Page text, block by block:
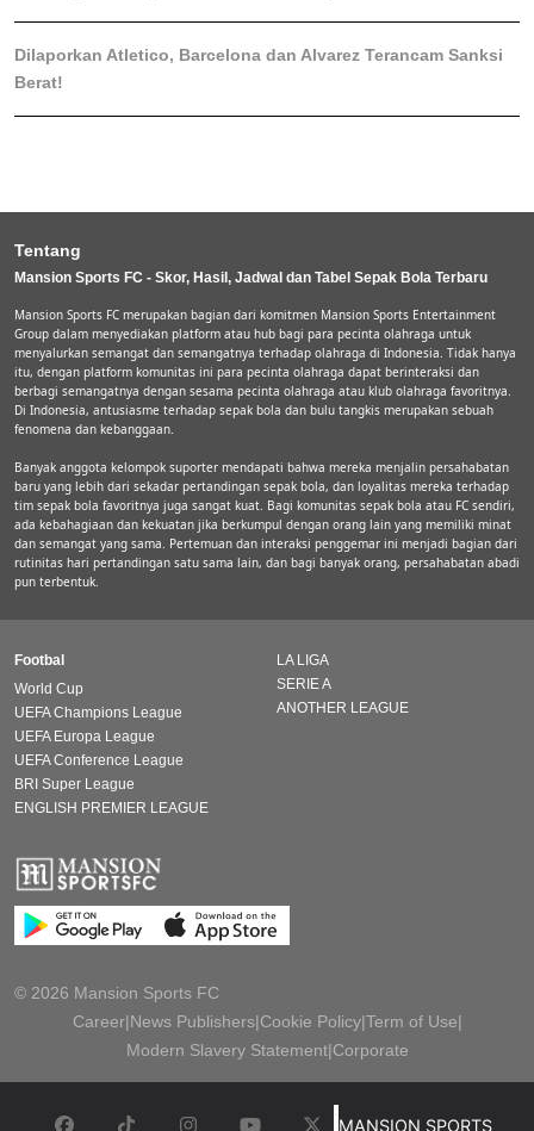
Dilaporkan Atletico, Barcelona dan Alvarez Terancam Sanksi
Berat!
Tentang
Mansion Sports FC - Skor, Hasil, Jadwal dan Tabel Sepak Bola Terbaru
Mansion Sports FC merupakan bagian dari komitmen Mansion Sports Entertainment
Group dalam menyediakan platform atau hub bagi para pecinta olahraga untuk
menyalurkan semangat dan semangatnya terhadap olahraga di Indonesia. Tidak hanya
itu, dengan platform komunitas ini para pecinta olahraga dapat berinteraksi dan
berbagi semangatnya dengan sesama pecinta olahraga atau klub olahraga favoritnya.
Di Indonesia, antusiasme terhadap sepak bola dan bulu tangkis merupakan sebuah
fenomena dan kebanggaan.
Banyak anggota kelompok suporter mendapati bahwa mereka menjalin persahabatan
baru yang lebih dari sekadar pertandingan sepak bola, dan loyalitas mereka terhadap
tim sepak bola favoritnya juga sangat kuat. Bagi komunitas sepak bola atau FC sendiri,
ada kebahagiaan dan kekuatan jika berkumpul dengan orang lain yang memiliki minat
dan semangat yang sama. Pertemuan dan interaksi penggemar ini menjadi bagian dari
rutinitas hari pertandingan satu sama lain, dan bagi banyak orang, persahabatan abadi
pun terbentuk.
Footbal
World Cup
UEFA Champions League
UEFA Europa League
UEFA Conference League
BRI Super League
ENGLISH PREMIER LEAGUE
LA LIGA
SERIE A
ANOTHER LEAGUE
© 2026 Mansion Sports FC
Career|News Publishers|Cookie Policy|Term of Use|
Modern Slavery Statement|Corporate
MANSION SPORTS